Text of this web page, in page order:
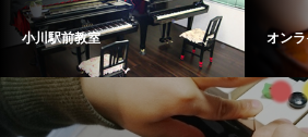
小川駅前教室 オン